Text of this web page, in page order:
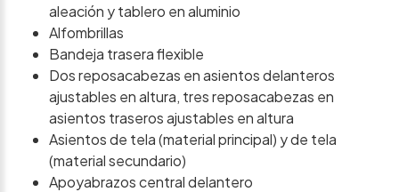
aleación y tablero en aluminio
Alfombrillas
Bandeja trasera flexible
Dos reposacabezas en asientos delanteros
ajustables en altura, tres reposacabezas en
asientos traseros ajustables en altura
Asientos de tela (material principal) y de tela
(material secundario)
Apoyabrazos central delantero